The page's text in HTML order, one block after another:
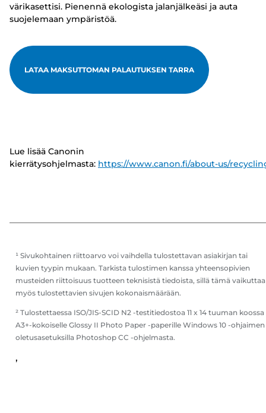
värikasettisi. Pienennä ekologista jalanjälkeäsi ja auta
suojelemaan ympäristöä.
LATAA MAKSUTTOMAN PALAUTUKSEN TARRA
Lue lisää Canonin
kierrätysohjelmasta: https://www.canon.fi/about-us/
¹ Sivukohtainen riittoarvo voi vaihdella tulostettavan asiakirjan tai
kuvien tyypin mukaan. Tarkista tulostimen kanssa yhteensopivien
musteiden riittoisuus tuotteen teknisistä tiedoista, sillä tämä vaikuttaa
myös tulostettavien sivujen kokonaismäärään.
² Tulostettaessa ISO/JIS-SCID N2 -testitiedostoa 11 x 14 tuuman koossa
A3+-kokoiselle Glossy II Photo Paper -paperille Windows 10 -ohjaimen
oletusasetuksilla Photoshop CC -ohjelmasta.
,